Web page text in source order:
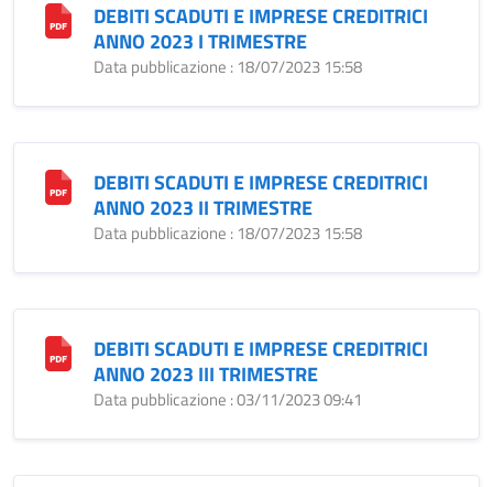
DEBITI SCADUTI E IMPRESE CREDITRICI
ANNO 2023 I TRIMESTRE
Data pubblicazione : 18/07/2023 15:58
DEBITI SCADUTI E IMPRESE CREDITRICI
ANNO 2023 II TRIMESTRE
Data pubblicazione : 18/07/2023 15:58
DEBITI SCADUTI E IMPRESE CREDITRICI
ANNO 2023 III TRIMESTRE
Data pubblicazione : 03/11/2023 09:41